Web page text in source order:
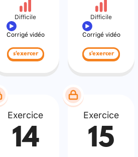
Difficile
Corrigé vidéo
s'exercer
Difficile
Corrigé vidéo
s'exercer
Exercice
14
Exercice
15